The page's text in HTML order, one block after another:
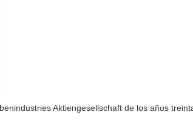
Aktiengesellschaft de los años